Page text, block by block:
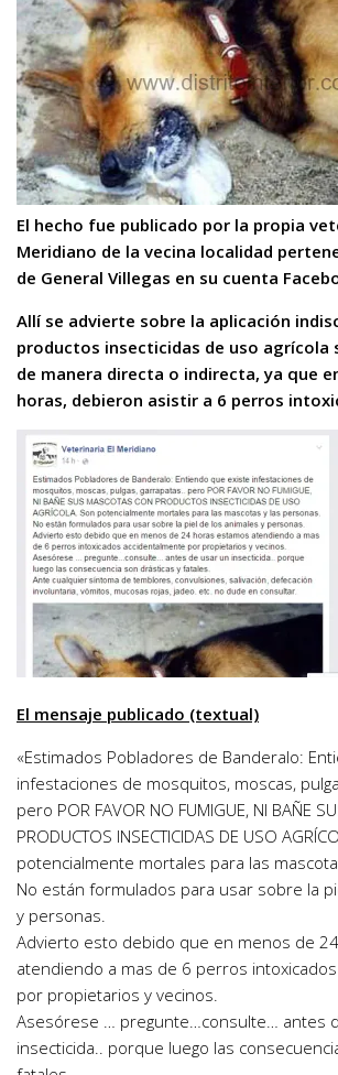
El hecho fue publicado por la propia
Meridiano de la vecina localidad
de General Villegas en su cuenta
Allí se advierte sobre la aplicación
productos insecticidas de uso agrícola
de manera directa o indirecta, ya que
horas, debieron asistir a 6 perros
El mensaje publicado (textual)
«Estimados Pobladores de Banderalo:
infestaciones de mosquitos, moscas,
pero POR FAVOR NO FUMIGUE, NI BAÑE
PRODUCTOS INSECTICIDAS DE USO
potencialmente mortales para las
No están formulados para usar sobre la
y personas.
Advierto esto debido que en menos de
atendiendo a mas de 6 perros
por propietarios y vecinos.
Asesórese … pregunte…consulte… antes
insecticida.. porque luego las